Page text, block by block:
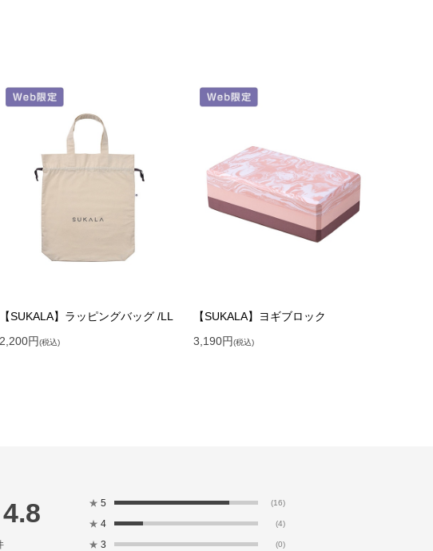
【SUKALA】ラッピングバッグ /LL
2,200円(税込)
【SUKALA】ヨギブロック
3,190円(税込)
4.8 ★ 5 (16)
★ 4 (4)
★ 3 (0)